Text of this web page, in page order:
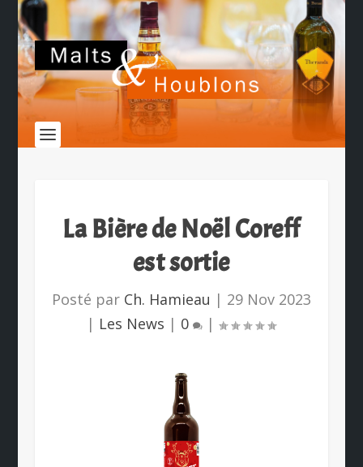
La Bière de Noël Coreff
est sortie
Posté par Ch. Hamieau | 29 Nov 2023
| Les News | 0 |